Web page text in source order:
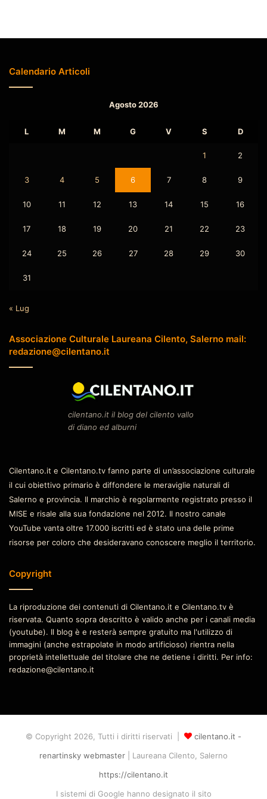
Calendario Articoli
Agosto 2026
L M M G V S D
1 2
3 4 5 6 7 8 9
10 11 12 13 14 15 16
17 18 19 20 21 22 23
24 25 26 27 28 29 30
31
« Lug
Associazione Culturale Laureana Cilento, Salerno mail:
redazione@cilentano.it
cilentano.it il blog del cilento vallo
di diano ed alburni
Cilentano.it e Cilentano.tv fanno parte di un’associazione culturale
il cui obiettivo primario è diffondere le meraviglie naturali di
Salerno e provincia. Il marchio è regolarmente registrato presso il
MISE e risale alla sua fondazione nel 2012. Il nostro canale
YouTube vanta oltre 17.000 iscritti ed è stato una delle prime
risorse per coloro che desideravano conoscere meglio il territorio.
Copyright
La riproduzione dei contenuti di Cilentano.it e Cilentano.tv è
riservata. Quanto sopra descritto è valido anche per i canali media
(youtube). Il blog è e resterà sempre gratuito ma l'utilizzo di
immagini (anche estrapolate in modo artificioso) rientra nella
proprietà intellettuale del titolare che ne detiene i diritti. Per info:
redazione@cilentano.it
© Copyright 2026, Tutti i diritti riservati |
cilentano.it -
renartinsky webmaster | Laureana Cilento, Salerno
https://cilentano.it
I sistemi di Google hanno designato il sito